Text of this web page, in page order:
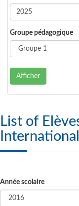
Groupe pédagogique
Afficher
List of Elèves : Life of God
Année scolaire